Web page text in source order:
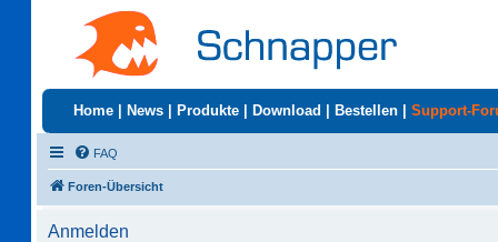
Home News Produkte Download Bestellen Support-
FAQ
Foren-Übersicht
Anmelden